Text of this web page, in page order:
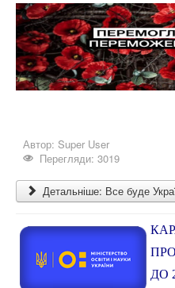
Автор: Super User
Перегляди: 3019
Детальніше: Все буде
ДО